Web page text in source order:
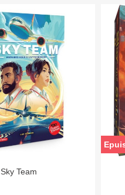
Aperçu rapide
Sky Team